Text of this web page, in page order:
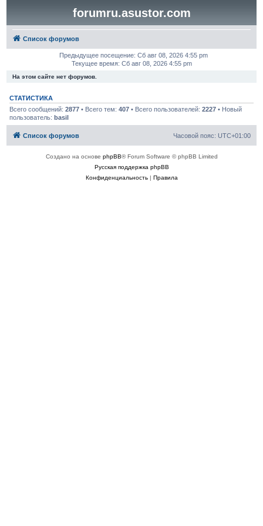
forumru.asustor.com
Список форумов
Предыдущее посещение: Сб авг 08, 2026 4:55 pm
Текущее время: Сб авг 08, 2026 4:55 pm
На этом сайте нет форумов.
СТАТИСТИКА
Всего сообщений: 2877• Всего тем: 407• Всего пользователей: 2227• Новый
пользователь: basil
Список форумов Часовой пояс: UTC+01:00
Создано на основе phpBB® Forum Software © phpBB Limited
Русская поддержка phpBB
Конфиденциальность| Правила